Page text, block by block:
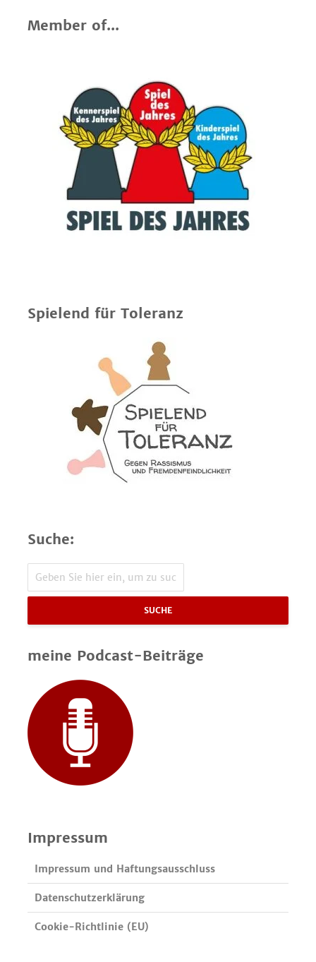
Member of...
Spielend für Toleranz
Suche:
SUCHE
meine Podcast-Beiträge
Impressum
Impressum und Haftungsausschluss
Datenschutzerklärung
Cookie-Richtlinie (EU)